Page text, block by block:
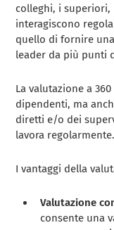
colleghi, i
interagiscono
quello di fornire
leader da più punti
La valutazione a
dipendenti, ma
diretti e/o dei
lavora regolarmente.
I vantaggi della
Valutazione
consente una